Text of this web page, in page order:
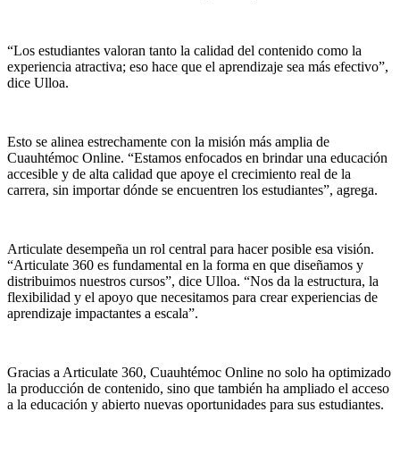
“Los estudiantes valoran tanto la calidad del contenido como la
experiencia atractiva; eso hace que el aprendizaje sea más efectivo”,
dice Ulloa.
Esto se alinea estrechamente con la misión más amplia de
Cuauhtémoc Online. “Estamos enfocados en brindar una educación
accesible y de alta calidad que apoye el crecimiento real de la
carrera, sin importar dónde se encuentren los estudiantes”, agrega.
Articulate desempeña un rol central para hacer posible esa visión.
“Articulate 360 es fundamental en la forma en que diseñamos y
distribuimos nuestros cursos”, dice Ulloa. “Nos da la estructura, la
flexibilidad y el apoyo que necesitamos para crear experiencias de
aprendizaje impactantes a escala”.
Gracias a Articulate 360, Cuauhtémoc Online no solo ha optimizado
la producción de contenido, sino que también ha ampliado el acceso
a la educación y abierto nuevas oportunidades para sus estudiantes.